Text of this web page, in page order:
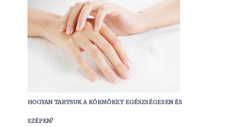
HOGYAN TARTSUK A KÖRMÖKET EGÉSZSÉGESEN ÉS
SZÉPEN?